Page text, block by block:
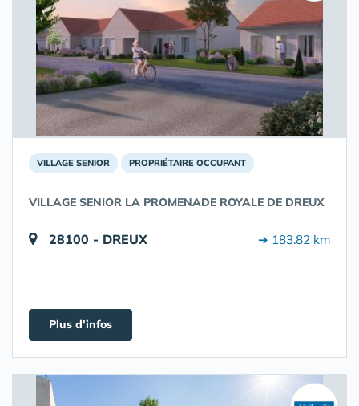
VILLAGE SENIOR PROPRIÉTAIRE OCCUPANT
VILLAGE SENIOR LA PROMENADE ROYALE DE DREUX
28100 - DREUX ➔ 183.82 km
Plus d'infos